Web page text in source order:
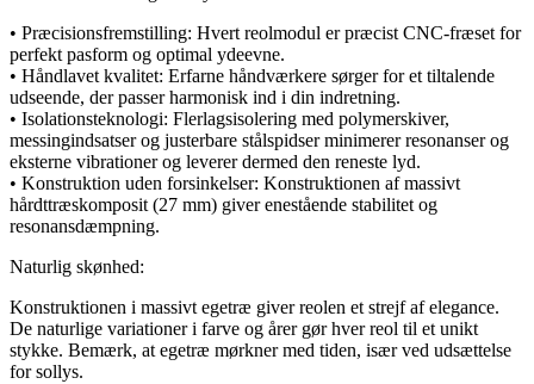
• Præcisionsfremstilling: Hvert reolmodul er præcist CNC-fræset for
perfekt pasform og optimal ydeevne.
• Håndlavet kvalitet: Erfarne håndværkere sørger for et tiltalende
udseende, der passer harmonisk ind i din indretning.
• Isolationsteknologi: Flerlagsisolering med polymerskiver,
messingindsatser og justerbare stålspidser minimerer resonanser og
eksterne vibrationer og leverer dermed den reneste lyd.
• Konstruktion uden forsinkelser: Konstruktionen af massivt
hårdttræskomposit (27 mm) giver enestående stabilitet og
resonansdæmpning.
Naturlig skønhed:
Konstruktionen i massivt egetræ giver reolen et strejf af elegance.
De naturlige variationer i farve og årer gør hver reol til et unikt
stykke. Bemærk, at egetræ mørkner med tiden, især ved udsættelse
for sollys.